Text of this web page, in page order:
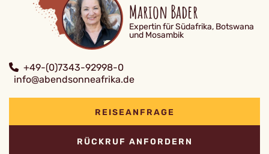
Marion Bader
Expertin für Südafrika, Botswana
und Mosambik
+49-(0)7343-92998-0
info@abendsonneafrika.de
REISEANFRAGE
RÜCKRUF ANFORDERN